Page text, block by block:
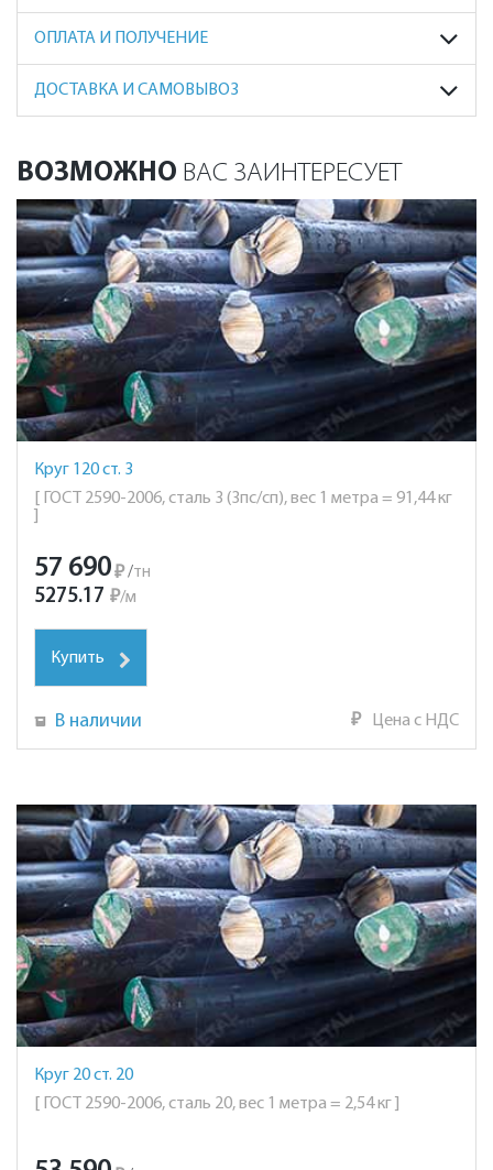
ОПЛАТА И ПОЛУЧЕНИЕ
ДОСТАВКА И САМОВЫВОЗ
ВОЗМОЖНО ВАС ЗАИНТЕРЕСУЕТ
Круг 120 ст. 3
[ ГОСТ 2590-2006, сталь 3 (3пс/сп), вес 1 метра = 91,44 кг
57 690₽ /тн
5275.17 ₽/м
Купить
В наличии ₽ Цена с НДС
Круг 20 ст. 20
[ ГОСТ 2590-2006, сталь 20, вес 1 метра = 2,54 кг ]